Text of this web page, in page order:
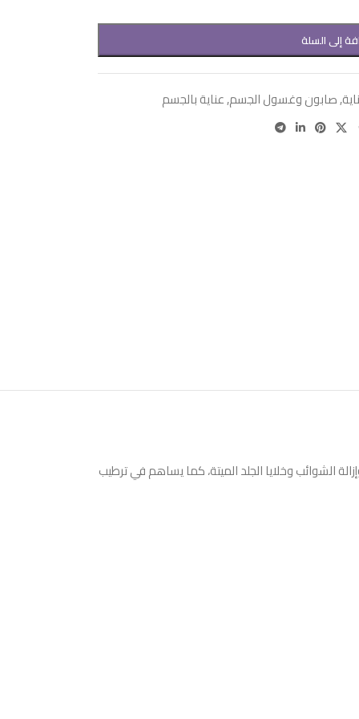
إلى السلة
,صابون وغسول الجسم,عناية بالجسم
الشوائب وخلايا الجلد الميتة، كما يساهم في ترطيب